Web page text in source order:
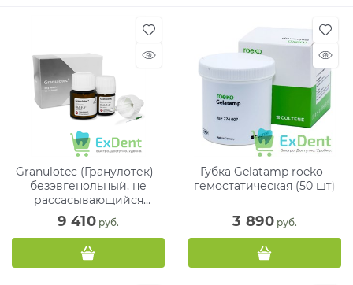
Granulotec (Гранулотек) -
безэвгенольный, не
рассасывающийся
материал для обтурации
20г+15мл
9 410 руб.
Губка Gelatamp roeko -
гемостатическая (50 шт)
3 890 руб.